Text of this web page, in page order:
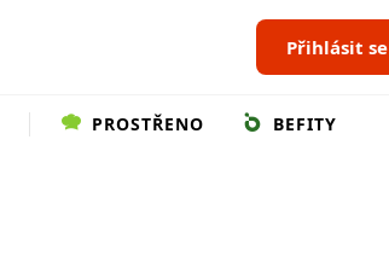
Přihlásit se
PROSTŘENO BEFITY